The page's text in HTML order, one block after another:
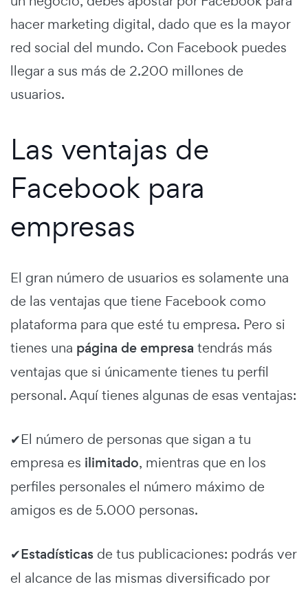
hacer marketing digital, dado que es la mayor
red social del mundo. Con Facebook puedes
llegar a sus más de 2.200 millones de
usuarios.
Las ventajas de
Facebook para
empresas
El gran número de usuarios es solamente una
de las ventajas que tiene Facebook como
plataforma para que esté tu empresa. Pero si
tienes una página de empresa tendrás más
ventajas que si únicamente tienes tu perfil
personal. Aquí tienes algunas de esas ventajas:
✔El número de personas que sigan a tu
empresa es ilimitado, mientras que en los
perfiles personales el número máximo de
amigos es de 5.000 personas.
✔Estadísticas de tus publicaciones: podrás ver
el alcance de las mismas diversificado por